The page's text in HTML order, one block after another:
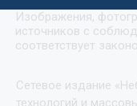
Изображения,
источников с
соответствует
Сетевое издание
технологий и